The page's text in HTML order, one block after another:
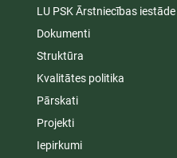
LU PSK Ārstniecības iestāde
Dokumenti
Struktūra
Kvalitātes politika
Pārskati
Projekti
Iepirkumi